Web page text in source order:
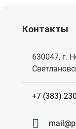
Контакты
630047, г.
+7 (383)